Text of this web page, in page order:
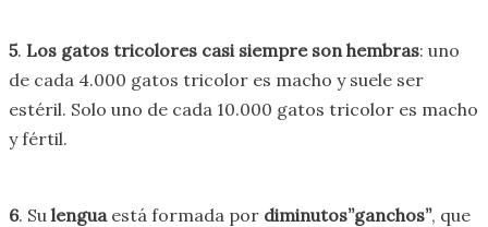
5. Los gatos tricolores casi siempre son hembras: uno
de cada 4.000 gatos tricolor es macho y suele ser
estéril. Solo uno de cada 10.000 gatos tricolor es macho
y fértil.
6. Su lengua está formada por diminutos”ganchos”, que